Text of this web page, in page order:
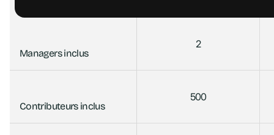
Managers inclus
2
Contributeurs inclus
500